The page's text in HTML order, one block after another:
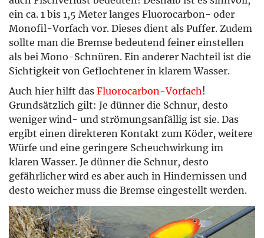
ein ca. 1 bis 1,5 Meter langes Fluorocarbon- oder
Monofil-Vorfach vor. Dieses dient als Puffer. Zudem
sollte man die Bremse bedeutend feiner einstellen
als bei Mono-Schnüren. Ein anderer Nachteil ist die
Sichtigkeit von Geflochtener in klarem Wasser.
Auch hier hilft das Fluorocarbon-Vorfach!
Grundsätzlich gilt: Je dünner die Schnur, desto
weniger wind- und strömungsanfällig ist sie. Das
ergibt einen direkteren Kontakt zum Köder, weitere
Würfe und eine geringere Scheuchwirkung im
klaren Wasser. Je dünner die Schnur, desto
gefährlicher wird es aber auch in Hindernissen und
desto weicher muss die Bremse eingestellt werden.